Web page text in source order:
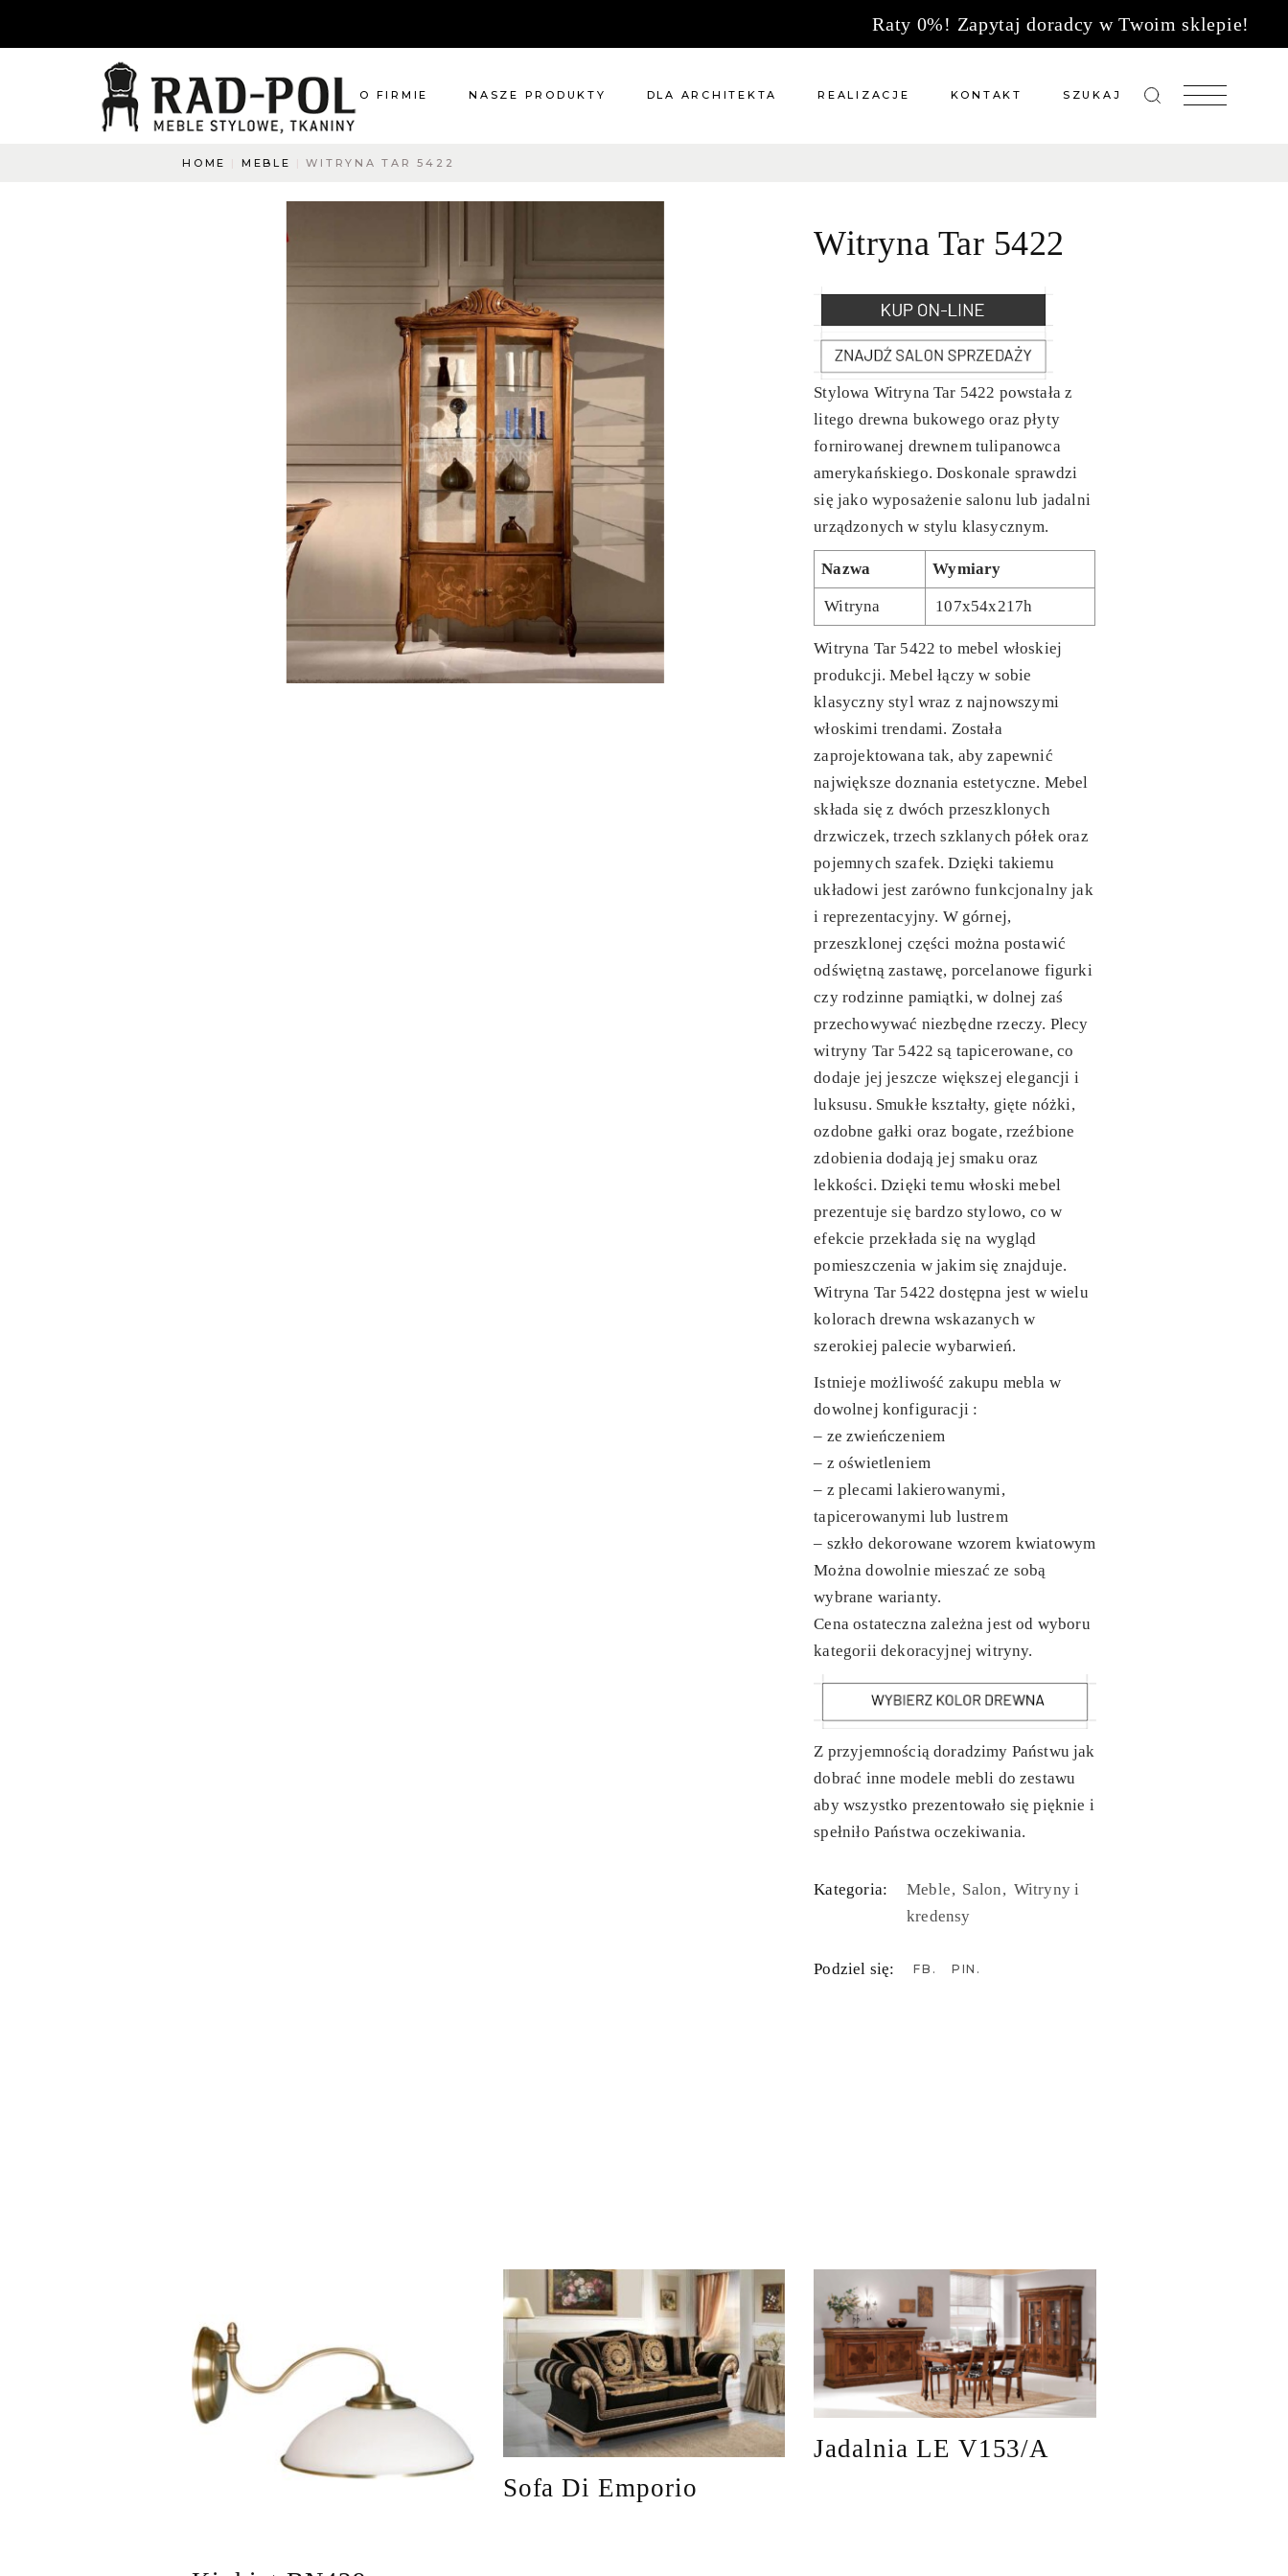
Raty 0%! Zapytaj doradcy w Twoim sklepie!
O FIRMIE
Napisz do nas
NASZE PRODUKTY
Renowacje
Kuchnie
Dodatki
Tkaniny
Katalog
DLA ARCHITEKTA REALIZACJE KONTAKT
Kuchnie
SZUKAJ
HOME MEBLE WITRYNA TAR 5422
Witryna Tar 5422
Stylowa Witryna Tar 5422 powstała z
litego drewna bukowego oraz płyty
fornirowanej drewnem tulipanowca
amerykańskiego. Doskonale sprawdzi
się jako wyposażenie salonu lub jadalni
urządzonych w stylu klasycznym.
Nazwa Wymiary
Witryna 107x54x217h
Witryna Tar 5422 to mebel włoskiej
produkcji. Mebel łączy w sobie
klasyczny styl wraz z najnowszymi
włoskimi trendami. Została
zaprojektowana tak, aby zapewnić
największe doznania estetyczne. Mebel
składa się z dwóch przeszklonych
drzwiczek, trzech szklanych półek oraz
pojemnych szafek. Dzięki takiemu
układowi jest zarówno funkcjonalny jak
i reprezentacyjny. W górnej,
przeszklonej części można postawić
odświętną zastawę, porcelanowe figurki
czy rodzinne pamiątki, w dolnej zaś
przechowywać niezbędne rzeczy. Plecy
witryny Tar 5422 są tapicerowane, co
dodaje jej jeszcze większej elegancji i
luksusu. Smukłe kształty, gięte nóżki,
ozdobne gałki oraz bogate, rzeźbione
zdobienia dodają jej smaku oraz
lekkości. Dzięki temu włoski mebel
prezentuje się bardzo stylowo, co w
efekcie przekłada się na wygląd
pomieszczenia w jakim się znajduje.
Witryna Tar 5422 dostępna jest w wielu
kolorach drewna wskazanych w
szerokiej palecie wybarwień.
Istnieje możliwość zakupu mebla w
dowolnej konfiguracji :
– ze zwieńczeniem
– z oświetleniem
– z plecami lakierowanymi,
tapicerowanymi lub lustrem
– szkło dekorowane wzorem kwiatowym
Można dowolnie mieszać ze sobą
wybrane warianty.
Cena ostateczna zależna jest od wyboru
kategorii dekoracyjnej witryny.
Z przyjemnością doradzimy Państwu jak
dobrać inne modele mebli do zestawu
aby wszystko prezentowało się pięknie i
spełniło Państwa oczekiwania.
Kategoria: Meble Salon Witryny i
kredensy
Podziel się: FB PIN
Sofa Di Emporio
Jadalnia LE V153/A